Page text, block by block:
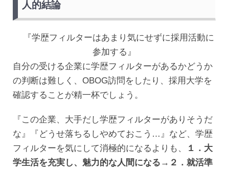
人的結論
『学歴フィルターはあまり気にせずに採用活動に
参加する』
自分の受ける企業に学歴フィルターがあるかどうか
の判断は難しく、OBOG訪問をしたり、採用大学を
確認することが精一杯でしょう。
『この企業、大手だし学歴フィルターがありそうだ
な』『どうせ落ちるしやめておこう…』など、学歴
フィルターを気にして消極的になるよりも、
１．大
学生活を充実し、魅力的な人間になる→２．就活準